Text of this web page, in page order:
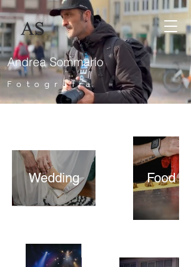
Andrea Sommario
Fotografia
Wedding Food